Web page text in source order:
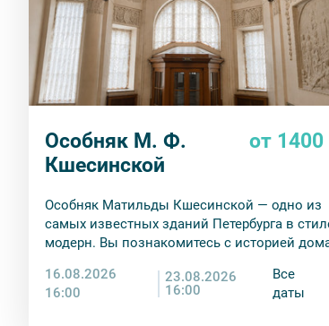
Особняк М. Ф.
Кшесинской
от
Особняк Матильды Кшесинской — одно из
самых известных зданий Петербурга в
модерн. Вы познакомитесь с историей
Матильды Кшесинской. Узнаете, какие
отношения ее связывали с мужчинами дома
16.08.2026
16:00
23.08.2026
16:00
Все
даты